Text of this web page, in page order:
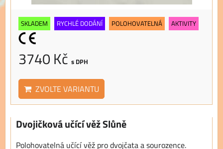
SKLADEM RYCHLÉ DODÁNÍ POLOHOVATELNÁ AKTIVITY
3740 Kč s DPH
ZVOLTE VARIANTU
Dvojičková učící věž Slůně
Polohovatelná učící věž pro dvojčata a sourozence.